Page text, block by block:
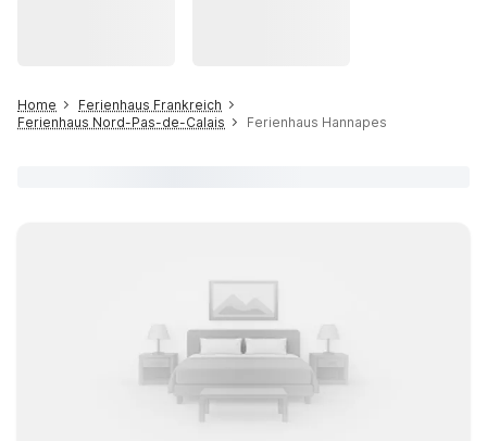
Home
Ferienhaus Frankreich
Ferienhaus Nord-Pas-de-Calais
Ferienhaus Hannapes